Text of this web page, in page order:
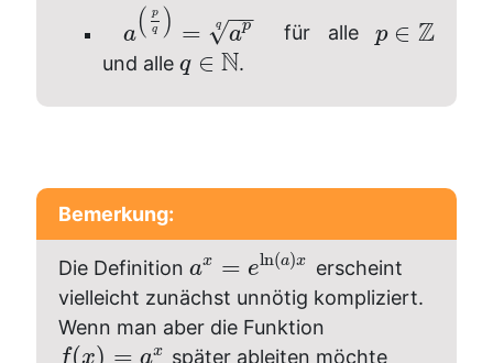
a( p
q
) = ap
−−
√
q für alle p ∈ Z
und alle q ∈ N.
Bemerkung:
Die Definition ax = eln(a)x
erscheint
vielleicht zunächst unnötig kompliziert.
Wenn man aber die Funktion
f(x) = ax später ableiten möchte